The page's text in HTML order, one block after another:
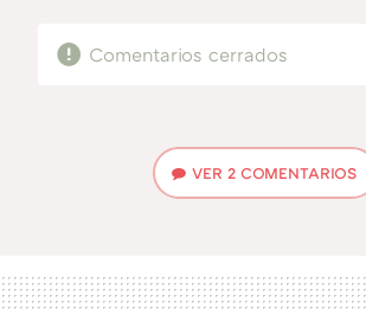
Comentarios cerrados
VER2 COMENTARIOS